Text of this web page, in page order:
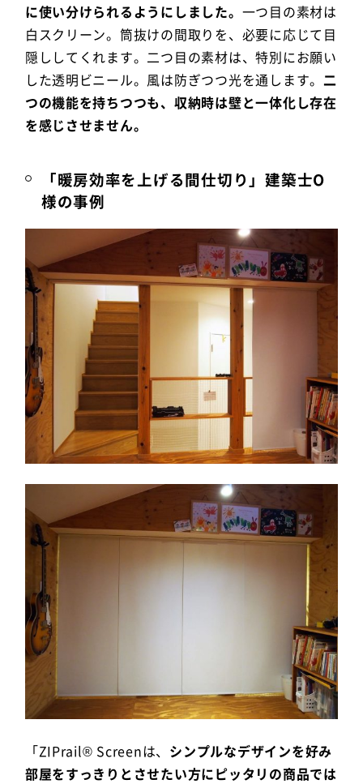
に使い分けられるようにしました。 一つ目の素材は
白スクリーン。筒抜けの間取りを、必要に応じて目
隠ししてくれます。二つ目の素材は、特別にお願い
した透明ビニール。風は防ぎつつ光を通します。二
つの機能を持ちつつも、収納時は壁と一体化し存在
を感じさせません。
「暖房効率を上げる間仕切り」建築士O
様の事例
「ZIPrail® Screenは、 シンプルなデザインを好み
部屋をすっきりとさせたい方にピッタリの商品では